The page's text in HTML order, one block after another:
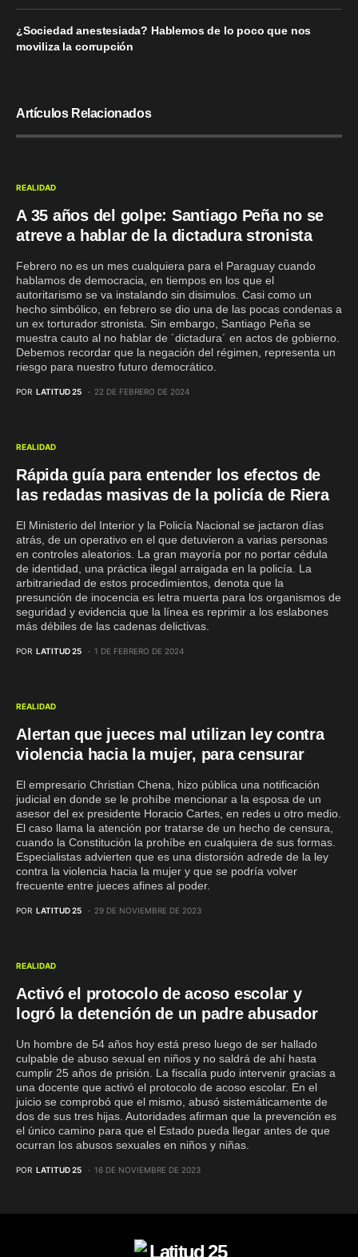
¿Sociedad anestesiada? Hablemos de lo poco que nos
moviliza la corrupción
Artículos Relacionados
REALIDAD
A 35 años del golpe: Santiago Peña no se
atreve a hablar de la dictadura stronista
Febrero no es un mes cualquiera para el Paraguay cuando
hablamos de democracia, en tiempos en los que el
autoritarismo se va instalando sin disimulos. Casi como un
hecho simbólico, en febrero se dio una de las pocas condenas a
un ex torturador stronista. Sin embargo, Santiago Peña se
muestra cauto al no hablar de ´dictadura´ en actos de gobierno.
Debemos recordar que la negación del régimen, representa un
riesgo para nuestro futuro democrático.
POR LATITUD 25 22 DE FEBRERO DE 2024
REALIDAD
Rápida guía para entender los efectos de
las redadas masivas de la policía de Riera
El Ministerio del Interior y la Policía Nacional se jactaron días
atrás, de un operativo en el que detuvieron a varias personas
en controles aleatorios. La gran mayoría por no portar cédula
de identidad, una práctica ilegal arraigada en la policía. La
arbitrariedad de estos procedimientos, denota que la
presunción de inocencia es letra muerta para los organismos de
seguridad y evidencia que la línea es reprimir a los eslabones
más débiles de las cadenas delictivas.
POR LATITUD 25 1 DE FEBRERO DE 2024
REALIDAD
Alertan que jueces mal utilizan ley contra
violencia hacia la mujer, para censurar
El empresario Christian Chena, hizo pública una notificación
judicial en donde se le prohíbe mencionar a la esposa de un
asesor del ex presidente Horacio Cartes, en redes u otro medio.
El caso llama la atención por tratarse de un hecho de censura,
cuando la Constitución la prohíbe en cualquiera de sus formas.
Especialistas advierten que es una distorsión adrede de la ley
contra la violencia hacia la mujer y que se podría volver
frecuente entre jueces afines al poder.
POR LATITUD 25 29 DE NOVIEMBRE DE 2023
REALIDAD
Activó el protocolo de acoso escolar y
logró la detención de un padre abusador
Un hombre de 54 años hoy está preso luego de ser hallado
culpable de abuso sexual en niños y no saldrá de ahí hasta
cumplir 25 años de prisión. La fiscalía pudo intervenir gracias a
una docente que activó el protocolo de acoso escolar. En el
juicio se comprobó que el mismo, abusó sistemáticamente de
dos de sus tres hijas. Autoridades afirman que la prevención es
el único camino para que el Estado pueda llegar antes de que
ocurran los abusos sexuales en niños y niñas.
POR LATITUD 25 16 DE NOVIEMBRE DE 2023